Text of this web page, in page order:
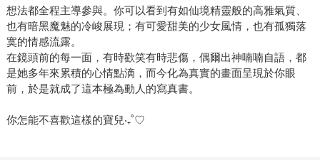
想法都全程主導參與。你可以看到有如仙境精靈般的高雅氣質、
也有暗黑魔魅的冷峻展現；有可愛甜美的少女風情，也有孤獨落
寞的情感流露。
在鏡頭前的每一面，有時歡笑有時悲傷，偶爾出神喃喃自語，都
是她多年來累積的心情點滴，而今化為真實的畫面呈現於你眼
前，於是就成了這本極為動人的寫真書。
你怎能不喜歡這樣的寶兒‧₊˚♡